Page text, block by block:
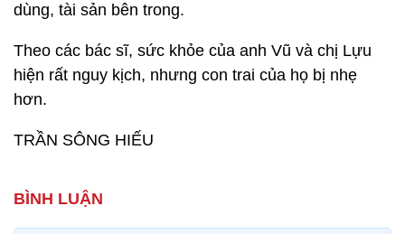
dùng, tài sản bên trong.
Theo các bác sĩ, sức khỏe của anh Vũ và chị Lựu
hiện rất nguy kịch, nhưng con trai của họ bị nhẹ
hơn.
TRẦN SÔNG HIẾU